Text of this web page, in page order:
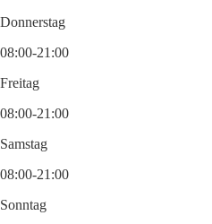
Donnerstag
08:00-21:00
Freitag
08:00-21:00
Samstag
08:00-21:00
Sonntag